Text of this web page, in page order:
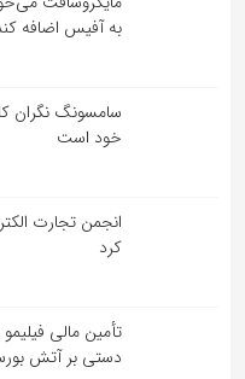
به آفیس اضافه
سامسونگ نگران
خود است
انجمن تجارت
کرد
تأمین مالی
دستی بر آتش